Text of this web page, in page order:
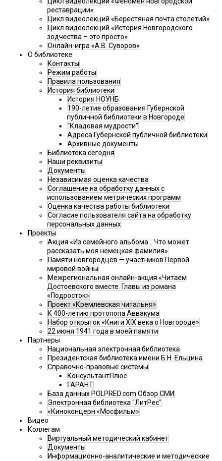
реставрации»
Цикл видеолекций «Берестяная почта столетий»
Цикл видеолекций «История Новгородского
зодчества – это просто»
Онлайн-игра «А.В. Суворов»
О библиотеке
Контакты
Режим работы
Правила пользования
История библиотеки
История НОУНБ
190-летие образования Губернской
публичной библиотеки в Новгороде
"Кладовая мудрости"
Адреса Губернской публичной библиотеки
Архивные документы
Библиотека сегодня
Наши реквизиты
Документы
Независимая оценка качества
Соглашение на обработку данных с
использованием метрических программ
Оценка качества работы библиотеки
Согласие пользователя сайта на обработку
персональных данных
Проекты
Акция «Из семейного альбома... Что может
рассказать моя немецкая фамилия»
Памяти новгородцев — участников Первой
мировой войны
Межрегиональная онлайн-акция «Читаем
Достоевского вместе. Главы из романа
«Подросток»
Проект «Кремлевская читальня»
К 400-летию протопопа Аввакума
Набор открыток «Книги XIX века о Новгороде»
22 июня 1941 года в моей памяти
Партнеры
Национальная электронная библиотека
Президентская библиотека имени Б.Н. Ельцина
Справочно-правовые системы
КонсультантПлюс
ГАРАНТ
База данных POLPRED.com Обзор СМИ
Электронная библиотека "ЛитРес"
«Киноконцерн «Мосфильм»
Видео
Коллегам
Виртуальный методический кабинет
Документы
Информационно-аналитические и методические